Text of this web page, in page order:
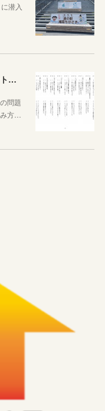
潜入
入試の漢字対策はコレ！漢字練習プリントのご紹介！
問題
方…